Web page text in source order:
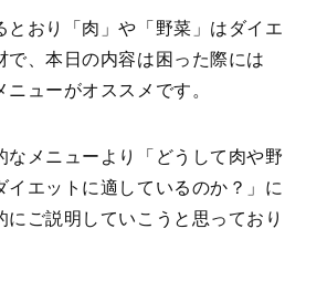
とおり「肉」や「野菜」はダイエ
で、本日の内容は困った際には
ニューがオススメです。
なメニューより「どうして肉や野
イエットに適しているのか？」に
にご説明していこうと思っており